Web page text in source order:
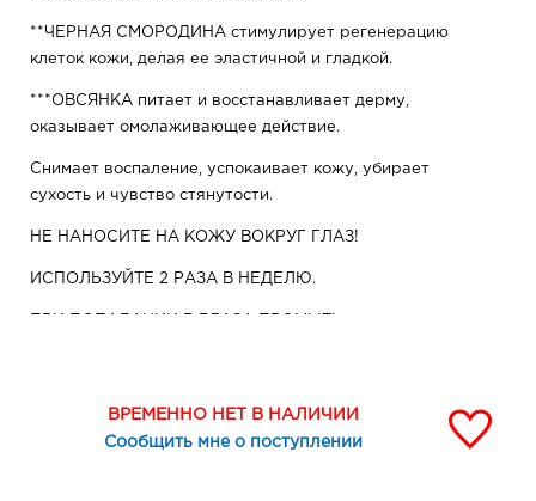
**ЧЕРНАЯ СМОРОДИНА стимулирует регенерацию
клеток кожи, делая ее эластичной и гладкой.
***ОВСЯНКА питает и восстанавливает дерму,
оказывает омолаживающее действие.
Снимает воспаление, успокаивает кожу, убирает
сухость и чувство стянутости.
НЕ НАНОСИТЕ НА КОЖУ ВОКРУГ ГЛАЗ!
ИСПОЛЬЗУЙТЕ 2 РАЗА В НЕДЕЛЮ.
Sativa (Oat) Kernel Extract, Luffa Cylindrica Fruit Powder,
Carbomer, Xanthan Gum, PEG-40 Hydrogenated Castor
ВРЕМЕННО НЕТ В НАЛИЧИИ
Сообщить мне о поступлении